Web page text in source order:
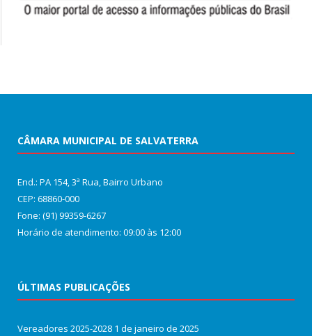
CÂMARA MUNICIPAL DE SALVATERRA
End.: PA 154, 3ª Rua, Bairro Urbano
CEP: 68860‑000
Fone: (91) 99359-6267
Horário de atendimento: 09:00 às 12:00
ÚLTIMAS PUBLICAÇÕES
Vereadores 2025-2028 1 de janeiro de 2025